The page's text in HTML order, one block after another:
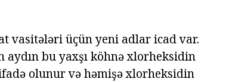
vasitələri üçün yeni adlar icad var.
bu yaxşı köhnə xlorheksidin
olunur və həmişə xlorheksidin